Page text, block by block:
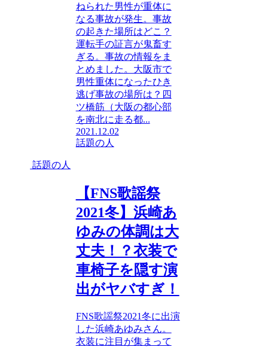
ねられた男性が重体に
なる事故が発生。事故
の起きた場所はどこ？
運転手の証言が鬼畜す
ぎる。事故の情報をま
とめました。大阪市で
男性重体になったひき
逃げ事故の場所は？四
ツ橋筋（大阪の都心部
を南北に走る都...
2021.12.02
話題の人
話題の人
【FNS歌謡祭
2021冬】浜崎あ
ゆみの体調は大
丈夫！？衣装で
車椅子を隠す演
出がヤバすぎ！
FNS歌謡祭2021冬に出演
した浜崎あゆみさん。
衣装に注目が集まって